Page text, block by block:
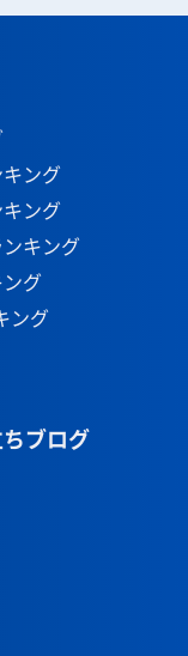
ング
ング
キング
グ
ング
ブログ